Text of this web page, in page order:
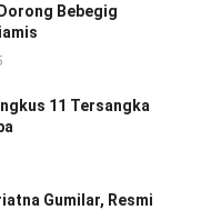
Bebegig
11 Tersangka
Gumilar, Resmi